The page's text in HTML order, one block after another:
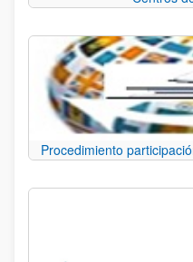
Procedimiento